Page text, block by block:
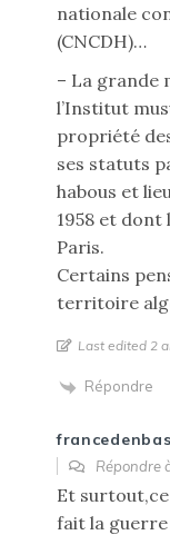
nationale
(CNCDH)…
– La grande
l’Institut
propriété
ses statuts
habous et
1958 et dont
Paris.
Certains
territoire
Last edited 2
Répondre
francedenbas
Répondre
Et
fait la guerre